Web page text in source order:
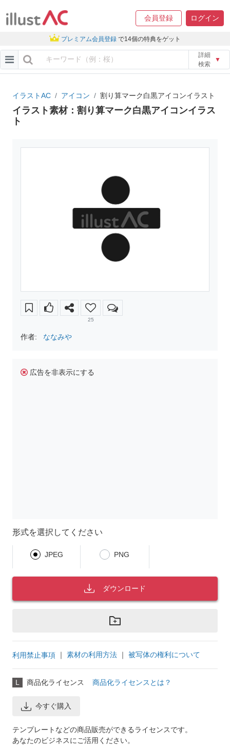
会員登録 ログイン
プレミアム会員登録 で14個の特典をゲット
詳細
検索
▼
イラストAC アイコン 割り算マーク白黒アイコンイラスト
イラスト素材：割り算マーク白黒アイコンイラス
ト
25
作者: ななみや
広告を非表示にする
形式を選択してください
JPEG PNG
ダウンロード
利用禁止事項 ｜ 素材の利用方法 ｜ 被写体の権利について
L 商品化ライセンス 商品化ライセンスとは？
今すぐ購入
テンプレートなどの商品販売ができるライセンスです。
あなたのビジネスにご活用ください。